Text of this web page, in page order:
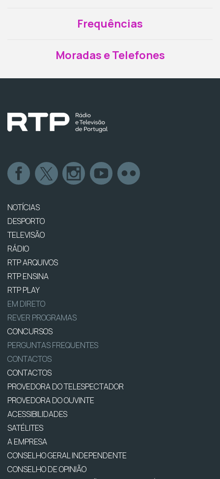
Frequências
Moradas e Telefones
NOTÍCIAS
DESPORTO
TELEVISÃO
RÁDIO
RTP ARQUIVOS
RTP ENSINA
RTP PLAY
EM DIRETO
REVER PROGRAMAS
CONCURSOS
PERGUNTAS FREQUENTES
CONTACTOS
CONTACTOS
PROVEDORA DO TELESPECTADOR
PROVEDORA DO OUVINTE
ACESSIBILIDADES
SATÉLITES
A EMPRESA
CONSELHO GERAL INDEPENDENTE
CONSELHO DE OPINIÃO